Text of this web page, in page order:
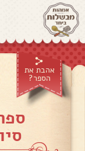
אהבת את
הספר?